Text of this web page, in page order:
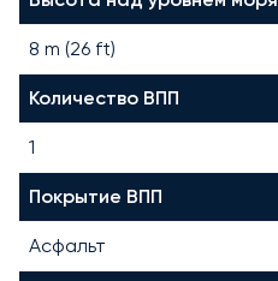
8 m (26 ft)
Количество ВПП
1
Покрытие ВПП
Асфальт